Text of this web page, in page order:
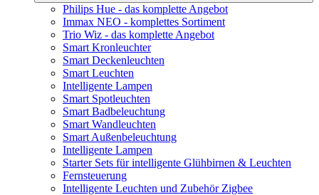
Philips Hue - das komplette Angebot
Immax NEO - komplettes Sortiment
Trio Wiz - das komplette Angebot
Smart Kronleuchter
Smart Deckenleuchten
Smart Leuchten
Intelligente Lampen
Smart Spotleuchten
Smart Badbeleuchtung
Smart Wandleuchten
Smart Außenbeleuchtung
Intelligente Lampen
Starter Sets für intelligente Glühbirnen & Leuchten
Fernsteuerung
Intelligente Leuchten und Zubehör Zigbee